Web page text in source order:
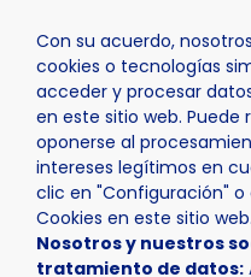
Con su acuerdo,
cookies o tecnologías
acceder y procesar
en este sitio web.
oponerse al
intereses legítimos en
clic en "Configuración"
Cookies en este sitio web.
Nosotros y nuestros
tratamiento de datos:
Inicio Actualidad